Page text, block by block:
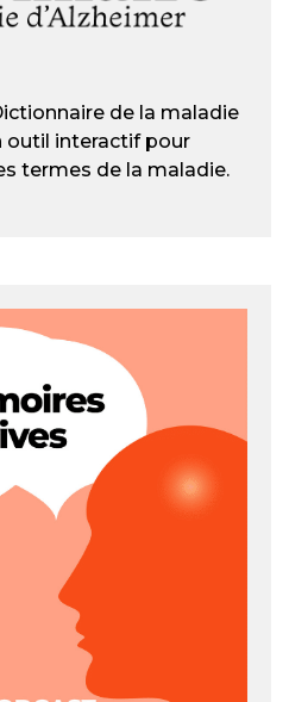
de la maladie
outil interactif pour
termes de la maladie.